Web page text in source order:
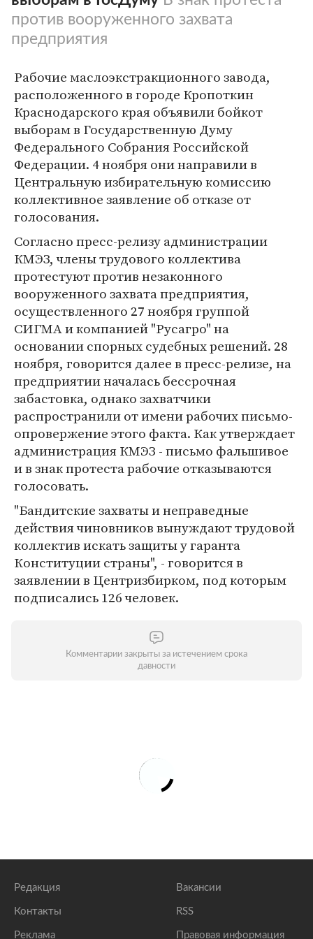
против вооруженного захвата
предприятия
Рабочие маслоэкстракционного завода,
расположенного в городе Кропоткин
Краснодарского края объявили бойкот
выборам в Государственную Думу
Федерального Собрания Российской
Федерации. 4 ноября они направили в
Центральную избирательную комиссию
коллективное заявление об отказе от
голосования.
Согласно пресс-релизу администрации
КМЭЗ, члены трудового коллектива
протестуют против незаконного
вооруженного захвата предприятия,
осуществленного 27 ноября группой
СИГМА и компанией "Русагро" на
основании спорных судебных решений. 28
ноября, говорится далее в пресс-релизе, на
предприятии началась бессрочная
забастовка, однако захватчики
распространили от имени рабочих письмо-
опровержение этого факта. Как утверждает
администрация КМЭЗ - письмо фальшивое
и в знак протеста рабочие отказываются
голосовать.
"Бандитские захваты и неправедные
действия чиновников вынуждают трудовой
коллектив искать защиты у гаранта
Конституции страны", - говорится в
заявлении в Центризбирком, под которым
подписались 126 человек.
Комментарии закрыты за истечением срока
давности
Редакция
Контакты
Реклама
Вакансии
RSS
Правовая информация